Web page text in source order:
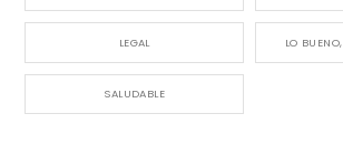
LEGAL LO
SALUDABLE